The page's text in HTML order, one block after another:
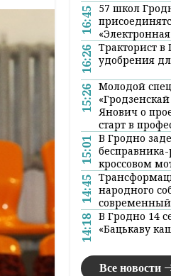
16:45
57 школ
16:26 Тракторист в
удобрения
15:26 Молодой
Янович о
старт в
15:01 В Гродно
кроссовом
14:45 народного
современный
14:18 В Гродно 14
«Бацькаву
Все новости